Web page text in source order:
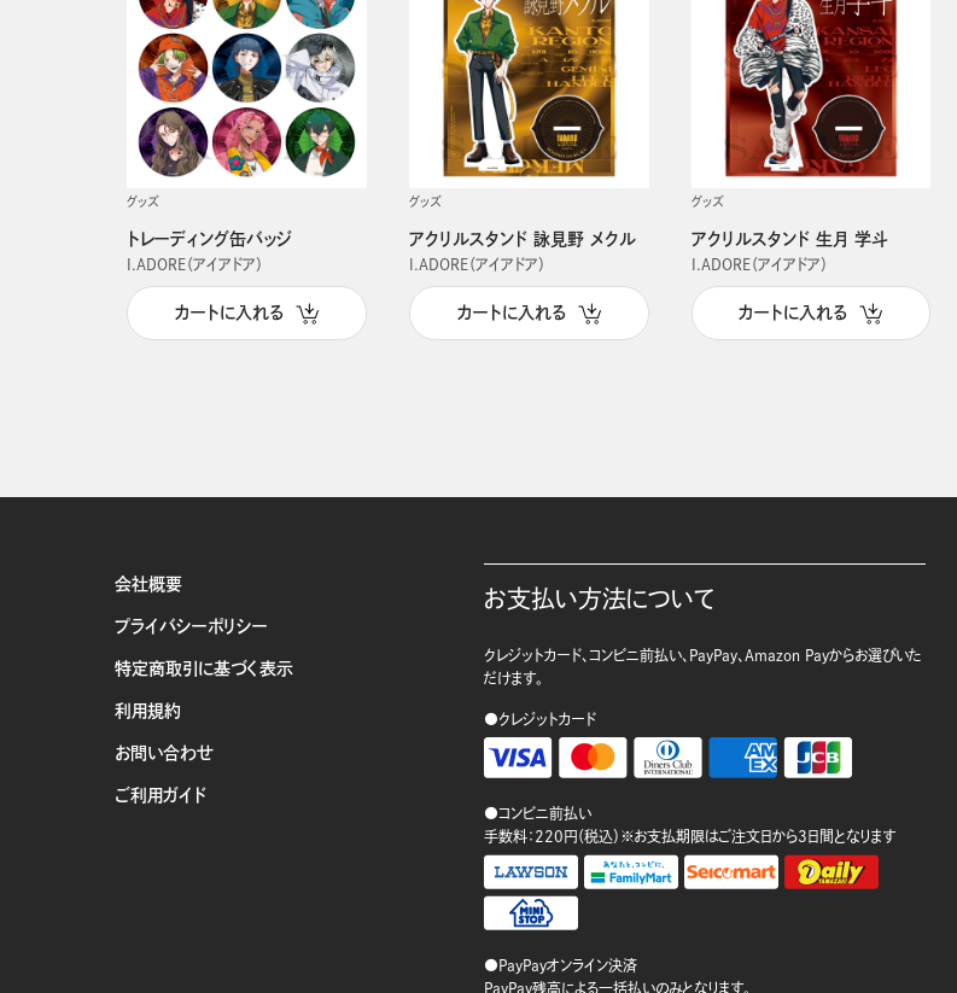
グッズ
トレーディング缶バッジ
I.ADORE（アイアドア）
カートに入れる
グッズ
アクリルスタンド 詠見野 メクル
I.ADORE（アイアドア）
カートに入れる
グッズ
アクリルスタンド 生月 学斗
I.ADORE（アイアドア）
カートに入れる
会社概要
プライバシーポリシー
特定商取引に基づく表示
利用規約
お問い合わせ
ご利用ガイド
お支払い方法について
クレジットカード、コンビニ前払い、PayPay、Amazon Payからお選びいた
だけます。
●クレジットカード
●コンビニ前払い
手数料：220円（税込）※お支払期限はご注文日から3日間となります
●PayPayオンライン決済
PayPay残高による一括払いのみとなります。